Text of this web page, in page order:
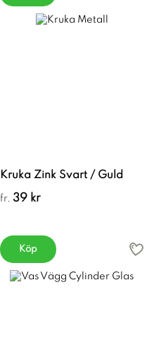
Kruka Zink Svart / Guld
fr. 39 kr
Köp